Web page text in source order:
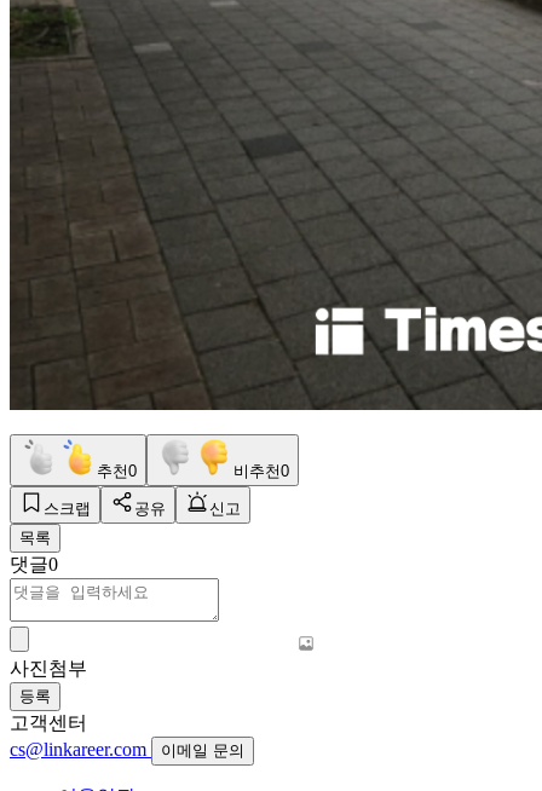
추천0 비추천0
스크랩 공유
신고
목록
댓글0
사진첨부
등록
고객센터
cs@linkareer.com
이메일 문의